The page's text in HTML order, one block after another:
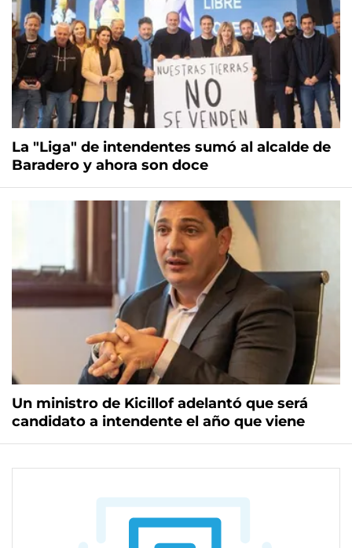
La "Liga" de intendentes sumó al alcalde de
Baradero y ahora son doce
Un ministro de Kicillof adelantó que será
candidato a intendente el año que viene